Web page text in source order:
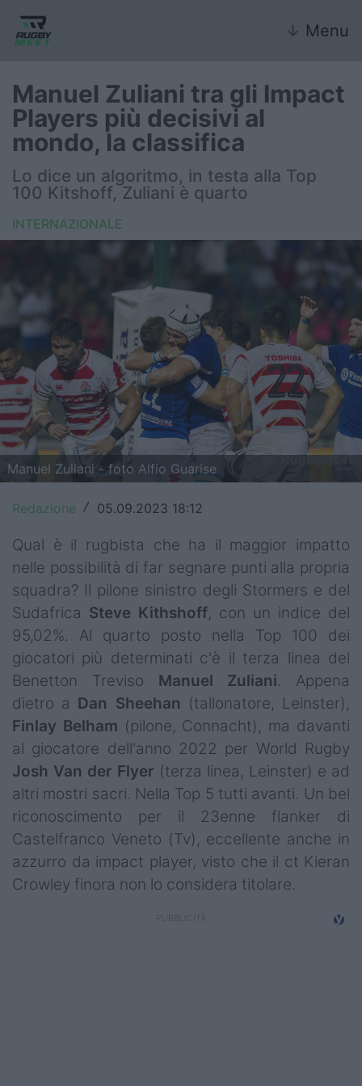
↓ Menu
Nazionale
Nazionali giovanili
Rugby Sevens
FIR
6 Nazioni
United Rugby Championship
Top14
Premiership
Champions Cup
Rugby World Cup
Super Rugby
Rugby in TV
Mercato
Serie A Elite
Campionati
Serie A
Serie B
Serie C
Femminile
Manuel Zuliani tra gli Impact
Players più decisivi al
mondo, la classifica
Lo dice un algoritmo, in testa alla Top
100 Kitshoff, Zuliani è quarto
INTERNAZIONALE
Manuel Zuliani - foto Alfio Guarise
Redazione / 05.09.2023 18:12
Qual è il rugbista che ha il maggior impatto
nelle possibilità di far segnare punti alla propria
squadra? Il pilone sinistro degli Stormers e del
Sudafrica Steve Kithshoff, con un indice del
95,02%. Al quarto posto nella Top 100 dei
giocatori più determinati c'è il terza linea del
Benetton Treviso Manuel Zuliani. Appena
dietro a Dan Sheehan (tallonatore, Leinster),
Finlay Belham (pilone, Connacht), ma davanti
al giocatore dell'anno 2022 per World Rugby
Josh Van der Flyer (terza linea, Leinster) e ad
altri mostri sacri. Nella Top 5 tutti avanti. Un bel
riconoscimento per il 23enne flanker di
Castelfranco Veneto (Tv), eccellente anche in
azzurro da impact player, visto che il ct Kieran
Crowley finora non lo considera titolare.